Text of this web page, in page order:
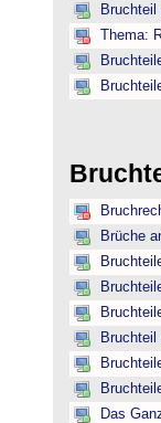
Bruchteil
Thema:
Brüche
Bruchteil
Das